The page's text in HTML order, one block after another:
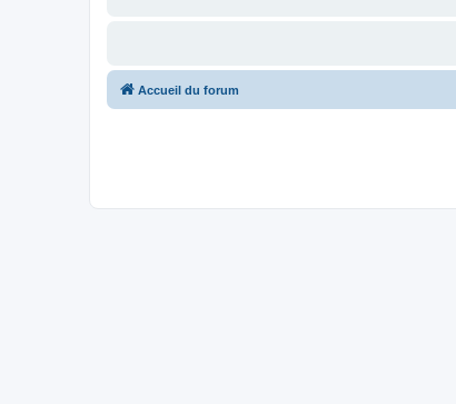
Accueil du forum